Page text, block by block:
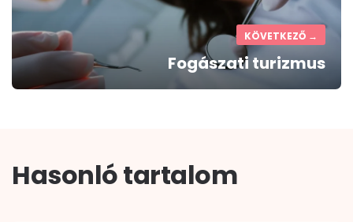
KÖVETKEZŐ →
Fogászati turizmus
Hasonló tartalom